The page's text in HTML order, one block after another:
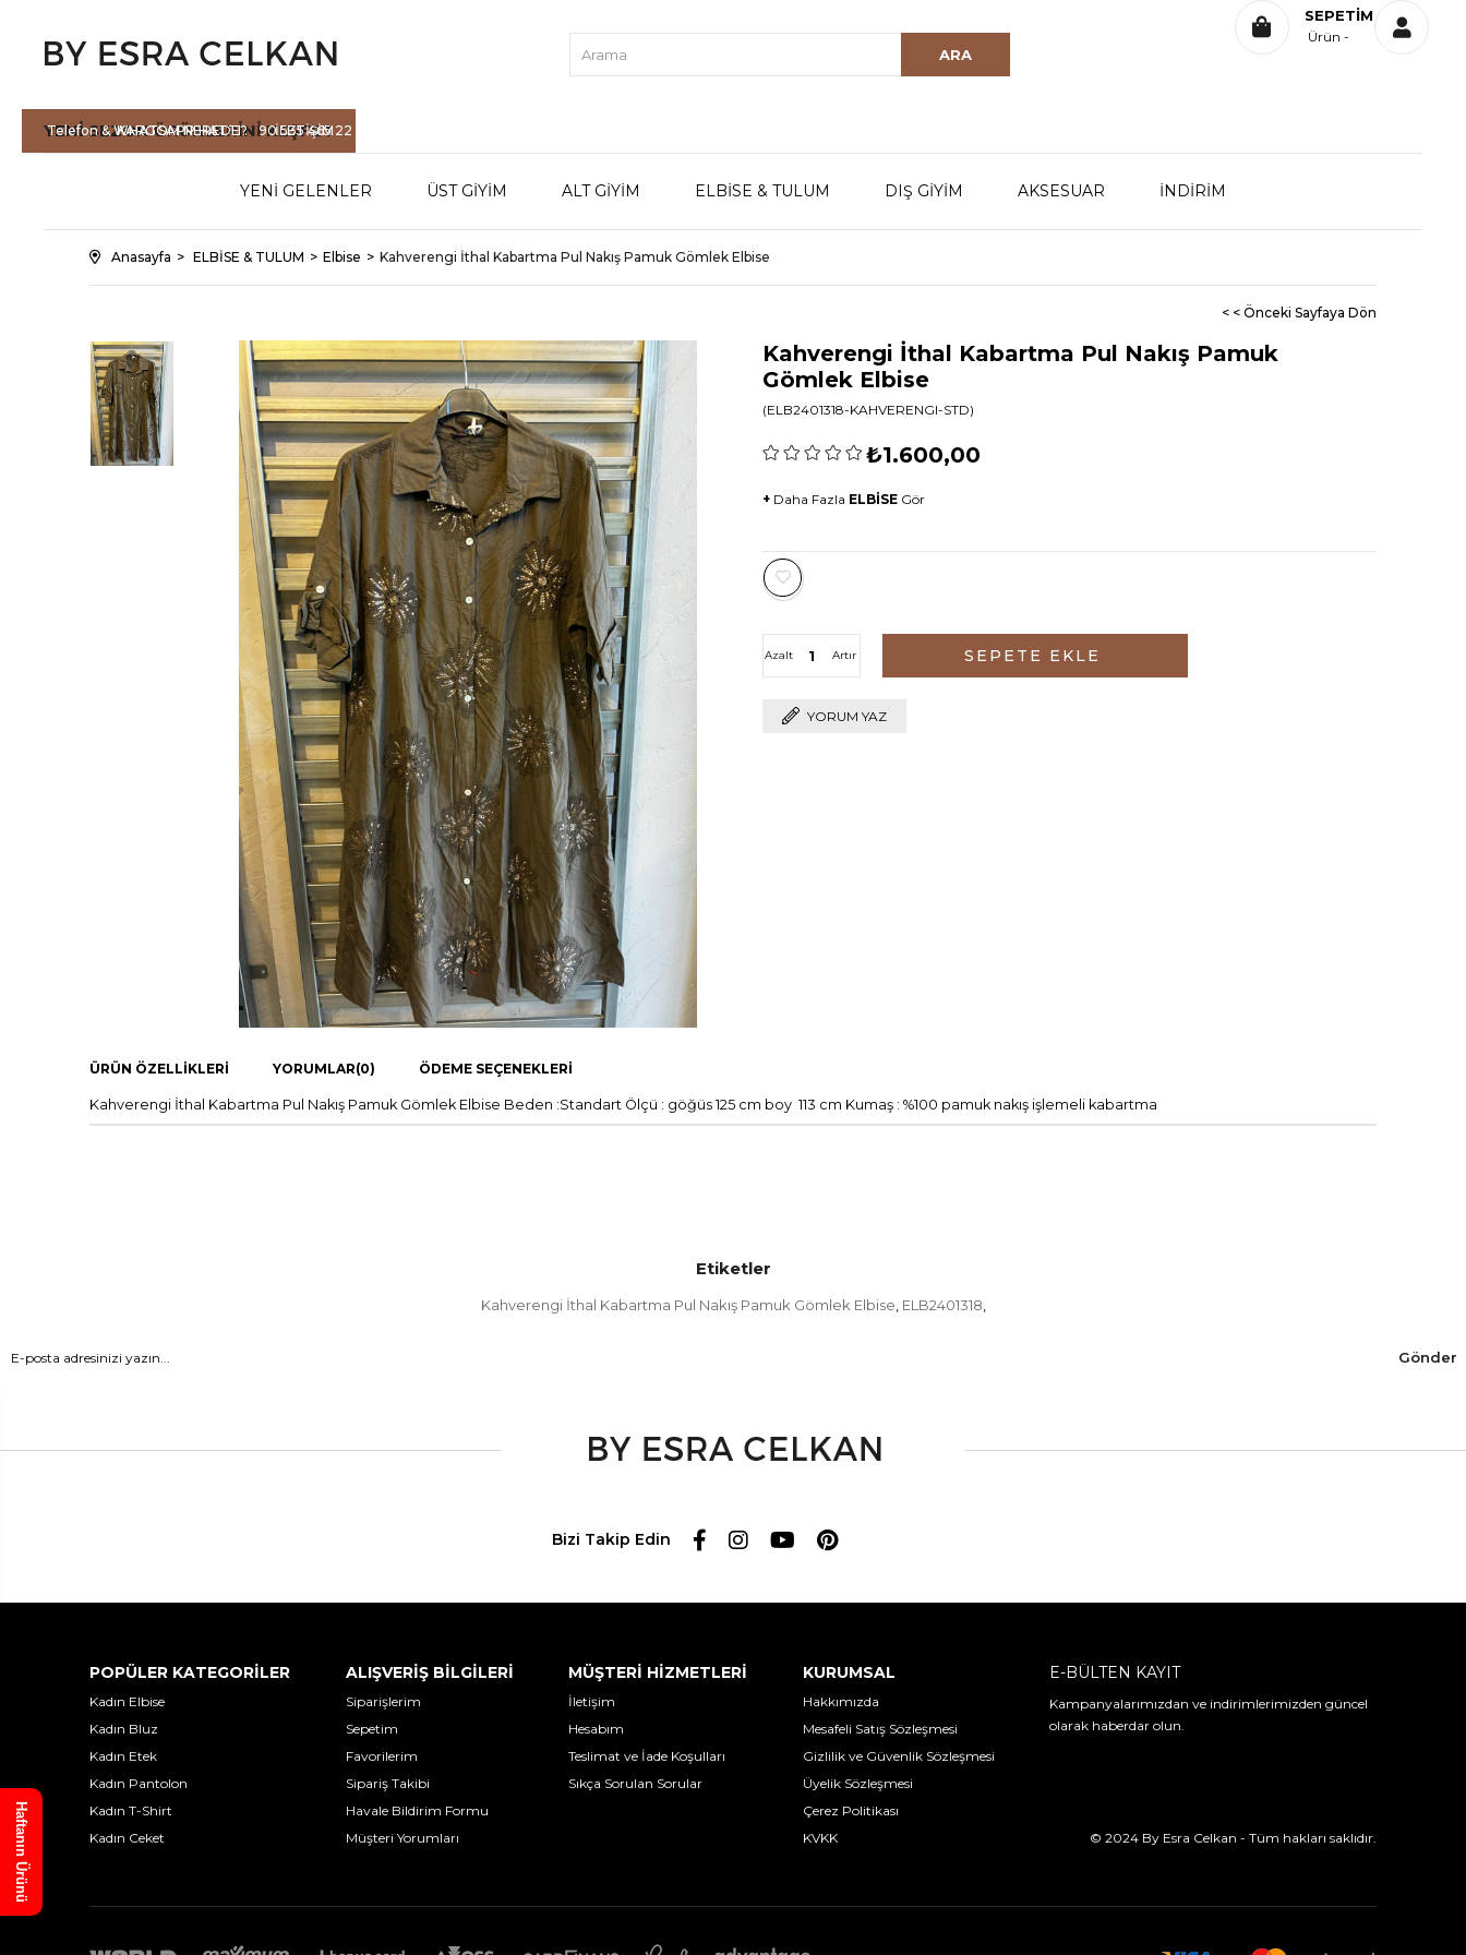
Telefon & WHATSAPP HATTI : 90 535 465 22
YENİ SEZONÜRÜNLERİNİ KEŞFET
KARGOM NEREDE? İLETİŞİM
SEPETIM
Ürün
YENİ GELENLER ÜST GİYİM ALT GİYİM ELBİSE & TULUM DIŞ GİYİM AKSESUAR İNDİRİM
Anasayfa ELBİSE & TULUM Elbise Kahverengi İthal Kabartma Pul Nakış Pamuk Gömlek Elbise
< < Önceki Sayfaya Dön
Kahverengi İthal Kabartma Pul Nakış Pamuk
Gömlek Elbise
(ELB2401318-KAHVERENGI-STD)
₺1.600,00
+ Daha Fazla ELBİSE Gör
Artır
Azalt
YORUM YAZ
ÜRÜN ÖZELLIKLERI YORUMLAR(0) ÖDEME SEÇENEKLERI
Kahverengi İthal Kabartma Pul Nakış Pamuk Gömlek Elbise Beden :Standart Ölçü : göğüs 125 cm boy 113 cm Kumaş : %100 pamuk nakış işlemeli kabartma
Etiketler
Kahverengi İthal Kabartma Pul Nakış Pamuk Gömlek Elbise, ELB2401318,
Gönder
Bizi Takip Edin
POPÜLER KATEGORİLER
Kadın Elbise
Kadın Bluz
Kadın Etek
Kadın Pantolon
Kadın T-Shirt
Kadın Ceket
ALIŞVERİŞ BİLGİLERİ
Siparişlerim
Sepetim
Favorilerim
Sipariş Takibi
Havale Bildirim Formu
Müşteri Yorumları
MÜŞTERİ HİZMETLERİ
İletişim
Hesabım
Teslimat ve İade Koşulları
Sıkça Sorulan Sorular
KURUMSAL
Hakkımızda
Mesafeli Satış Sözleşmesi
Gizlilik ve Güvenlik Sözleşmesi
Üyelik Sözleşmesi
Çerez Politikası
KVKK
E-BÜLTEN KAYIT
Kampanyalarımızdan ve indirimlerimizden güncel
olarak haberdar olun.
© 2024 By Esra Celkan - Tüm hakları saklıdır.
Haftanın Ürünü